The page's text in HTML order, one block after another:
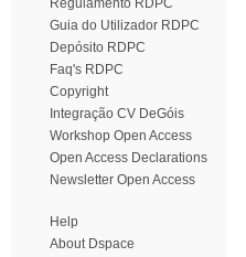
Regulamento RDPC
Guia do Utilizador RDPC
Depósito RDPC
Faq's RDPC
Copyright
Integração CV DeGóis
Workshop Open Access
Open Access Declarations
Newsletter Open Access
Help
About Dspace